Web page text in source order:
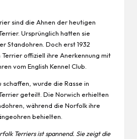
sind die Ahnen der heutigen
Ursprünglich hatten sie
Standohren. Doch erst 1932
offiziell ihre Anerkennung mit
vom English Kennel Club.
schaffen, wurde die Rasse in
geteilt. Die Norwich erhielten
während die Norfolk ihre
behielten.
Terriers ist spannend. Sie zeigt die